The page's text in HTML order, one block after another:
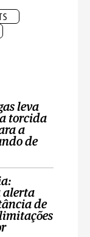
leva
torcida
a
de
alerta
de